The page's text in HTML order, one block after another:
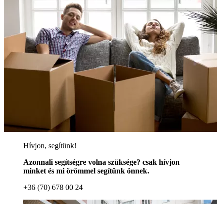
Hívjon, segítünk!
Azonnali segítségre volna szüksége? csak hívjon
minket és mi örömmel segítünk önnek.
+36 (70) 678 00 24